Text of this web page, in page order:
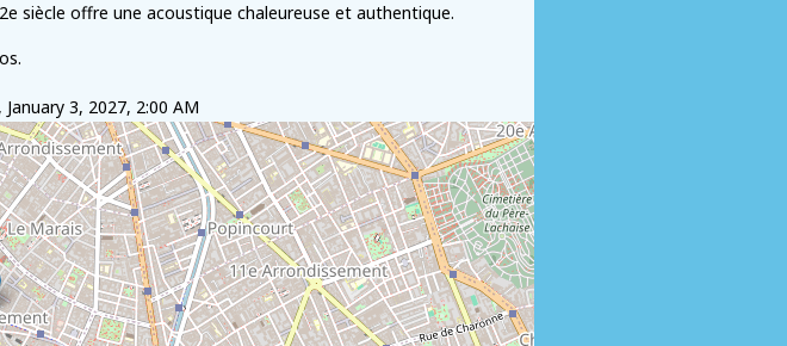
siècle offre une acoustique chaleureuse et authentique.
January 3, 2027, 2:00 AM